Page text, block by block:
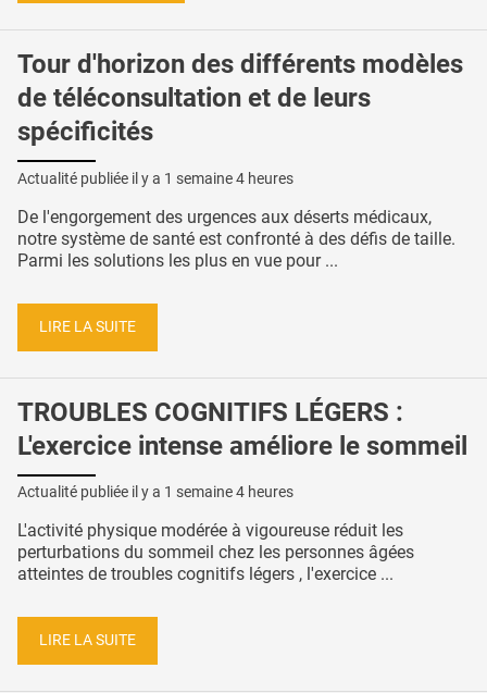
Tour d'horizon des différents modèles
de téléconsultation et de leurs
spécificités
Actualité publiée il y a 1 semaine 4 heures
De l'engorgement des urgences aux déserts médicaux,
notre système de santé est confronté à des défis de taille.
Parmi les solutions les plus en vue pour ...
LIRE LA SUITE
TROUBLES COGNITIFS LÉGERS :
L'exercice intense améliore le sommeil
Actualité publiée il y a 1 semaine 4 heures
L'activité physique modérée à vigoureuse réduit les
perturbations du sommeil chez les personnes âgées
atteintes de troubles cognitifs légers , l'exercice ...
LIRE LA SUITE